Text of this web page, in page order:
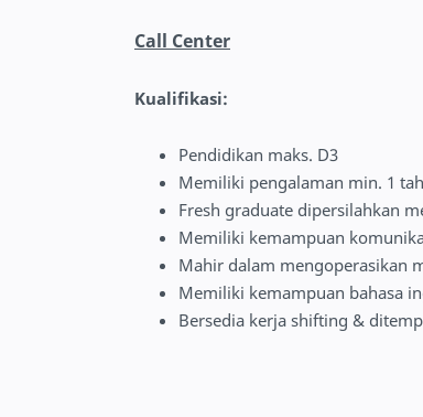
Call Center
Kualifikasi:
Pendidikan maks. D3
Memiliki pengalaman min. 1
Fresh graduate dipersilahkan
Memiliki kemampuan
Mahir dalam mengoperasikan
Memiliki kemampuan bahasa
Bersedia kerja shifting &